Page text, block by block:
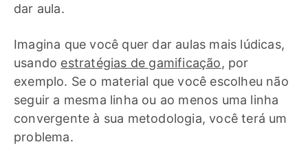
dar aula.
Imagina que você quer dar aulas mais lúdicas,
usando estratégias de gamificação, por
exemplo. Se o material que você escolheu não
seguir a mesma linha ou ao menos uma linha
convergente à sua metodologia, você terá um
problema.